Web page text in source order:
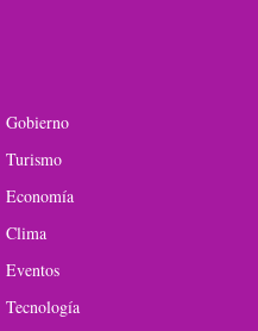
Gobierno
Turismo
Economía
Clima
Eventos
Tecnología